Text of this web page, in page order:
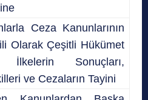
Ceza Kanunlarının
Olarak Çeşitli Hükümet
İlkelerin Sonuçları,
ve Cezaların Tayini